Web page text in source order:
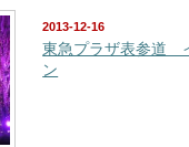
2013-12-16
東急プラザ表参道
ン